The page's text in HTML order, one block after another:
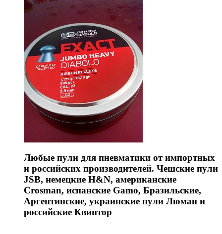
Любые пули для пневматики от импортных
и российских производителей. Чешские пули
JSB, немецкие H&N, американские
Crosman, испанские Gamo, Бразильские,
Аргентинские, украинские пули Люман и
российские Квинтор